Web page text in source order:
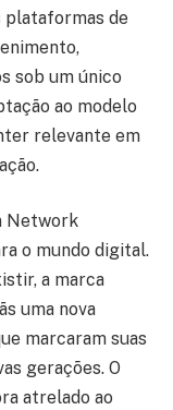
plataformas de
sob um único
ao modelo
relevante em
Network
o mundo digital.
a marca
uma nova
marcaram suas
gerações. O
atrelado ao